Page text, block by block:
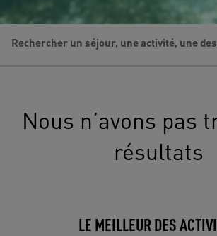
Nous n’avons pas
résultats
LE MEILLEUR DES